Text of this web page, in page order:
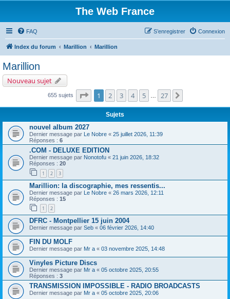
The Web France
FAQ Connexion
S’enregistrer
Index du forum Marillion Marillion
Marillion
Nouveau sujet
655 sujets Page sur27
1 2 3 4 5 27
Sujets
nouvel album 2027
Dernier message par Le Nobre « 25 juillet 2026, 11:39
Réponses : 6
.COM - DELUXE EDITION
Dernier message par Nonotofu « 21 juin 2026, 18:32
Réponses : 20
1 2 3
Marillion: la discographie, mes ressentis...
Dernier message par Le Nobre « 26 mars 2026, 12:11
Réponses : 15
1 2
DFRC - Montpellier 15 juin 2004
Dernier message par Seb « 06 février 2026, 14:40
FIN DU MOLF
Dernier message par Mr a « 03 novembre 2025, 14:48
Vinyles Picture Discs
Dernier message par Mr a « 05 octobre 2025, 20:55
Réponses : 3
TRANSMISSION IMPOSSIBLE - RADIO BROADCASTS
Dernier message par Mr a « 05 octobre 2025, 20:06